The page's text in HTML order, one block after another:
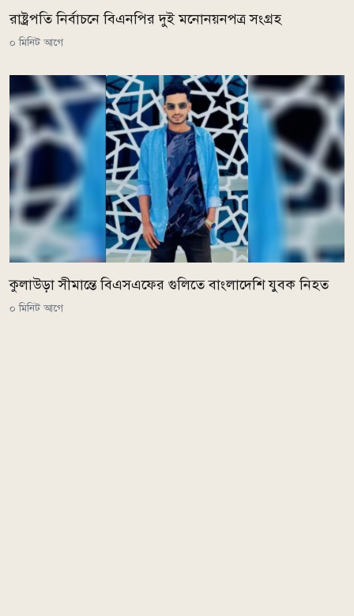
রাষ্ট্রপতি নির্বাচনে বিএনপির দুই মনোনয়নপত্র সংগ্রহ
০ মিনিট আগে
কুলাউড়া সীমান্তে বিএসএফের গুলিতে বাংলাদেশি যুবক নিহত
০ মিনিট আগে